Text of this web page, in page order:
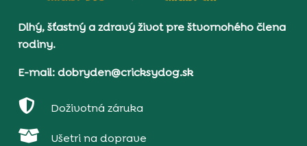
Dlhý, šťastný a zdravý život pre štvornohého člena
rodiny.
E-mail: dobryden@cricksydog.sk
 Doživotná záruka
 Ušetri na doprave